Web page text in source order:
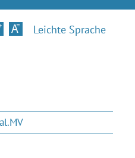
Leichte Sprache